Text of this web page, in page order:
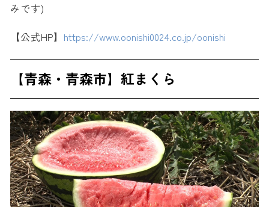
みです)
【公式HP】 https://www.oonishi0024.co.jp/oonishi
【青森・青森市】紅まくら